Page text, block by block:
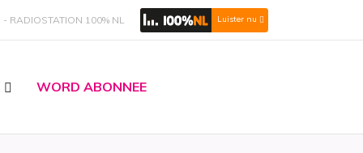
RADIOSTATION 100% NL Luister nu
WORD ABONNEE